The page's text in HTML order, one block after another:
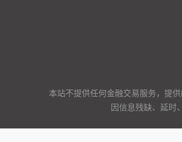
本站不提供任何金融交易服务，提
因信息残缺、延时